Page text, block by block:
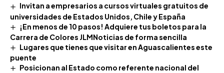
Invitan a empresarios a cursos virtuales gratuitos de
universidades de Estados Unidos, Chile y España
¡En menos de 10 pasos! Adquiere tus boletos para la
Carrera de Colores JLMNoticias de forma sencilla
Lugares que tienes que visitar en Aguascalientes este
puente
Posicionan al Estado como referente nacional del